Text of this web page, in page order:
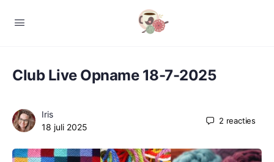
Club Live Opname 18-7-2025
Iris
18 juli 2025
2 reacties